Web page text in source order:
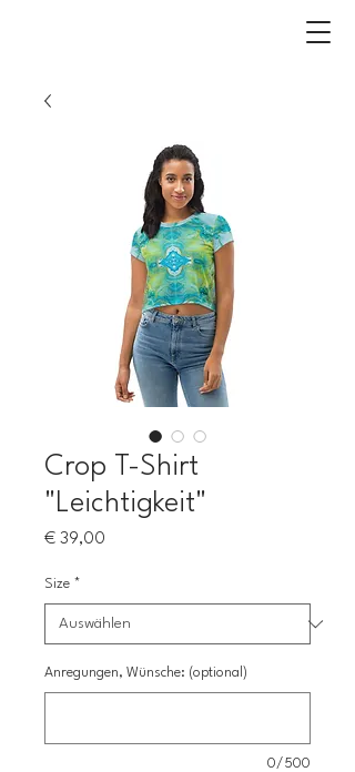
Crop T-Shirt
"Leichtigkeit"
€ 39,00
Size *
Anregungen, Wünsche: (optional)
0/500